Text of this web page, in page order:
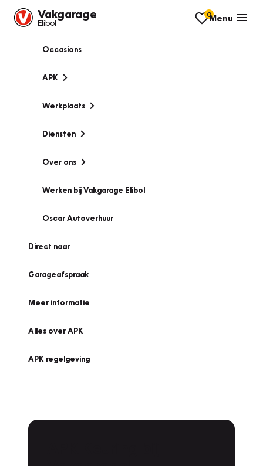
Vakgarage
Elibol
0Menu
Occasions
APK
Werkplaats
Diensten
Over ons
Werken bij Vakgarage Elibol
Oscar Autoverhuur
Direct naar
Garageafspraak
Meer informatie
Alles over APK
APK regelgeving